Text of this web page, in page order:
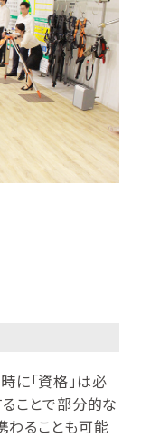
に「資格」は必
ことで部分的な
わることも可能